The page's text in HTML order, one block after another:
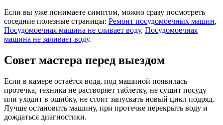
Если вы уже понимаете симптом, можно сразу посмотреть
соседние полезные страницы: Ремонт посудомоечных машин,
Посудомоечная машина не сливает воду, Посудомоечная
машина не заливает воду.
Совет мастера перед выездом
Если в камере остаётся вода, под машиной появилась
протечка, техника не растворяет таблетку, не сушит посуду
или уходит в ошибку, не стоит запускать новый цикл подряд.
Лучше остановить машину, при протечке перекрыть воду и
дождаться диагностики.